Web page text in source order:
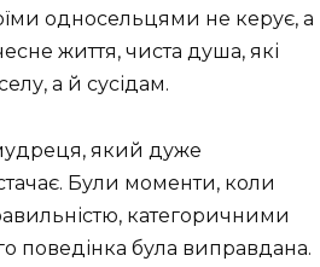
односельцями не керує, а
життя, чиста душа, які
а й сусідам.
мудреця, який дуже
Були моменти, коли
категоричними
поведінка була виправдана.